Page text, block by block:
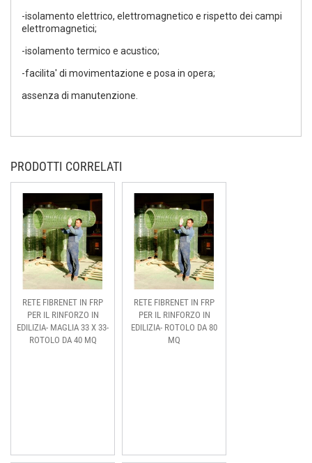
-isolamento elettrico, elettromagnetico e rispetto dei campi
elettromagnetici;
-isolamento termico e acustico;
-facilita' di movimentazione e posa in opera;
assenza di manutenzione.
PRODOTTI CORRELATI
RETE FIBRENET IN FRP
PER IL RINFORZO IN
EDILIZIA- MAGLIA 33 X 33-
ROTOLO DA 40 MQ
RETE FIBRENET IN FRP
PER IL RINFORZO IN
EDILIZIA- ROTOLO DA 80
MQ